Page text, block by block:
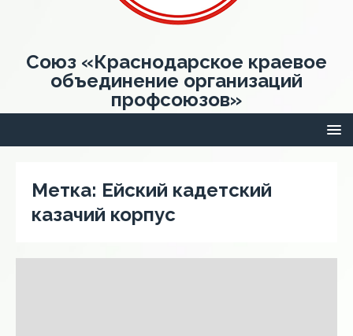
Союз «Краснодарское краевое
объединение организаций
профсоюзов»
Метка: Ейский кадетский
казачий корпус